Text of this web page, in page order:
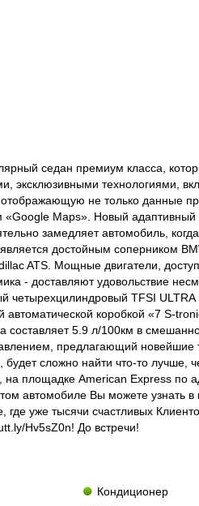
седан премиум класса,
эксклюзивными технологиями,
не только данные
Maps». Новый адаптивный
замедляет автомобиль,
достойным соперником
ATS. Мощные двигатели,
- доставляют удовольствие
четырехцилиндровый TFSI
коробкой «7 S-
составляет 5.9 л/100км в
предлагающий новейшие
будет сложно найти что-то лучше,
на площадке American Express по
автомобиле Вы можете узнать
где уже тысячи счастливых
Hv5sZ0n! До встречи!
Кондиционер